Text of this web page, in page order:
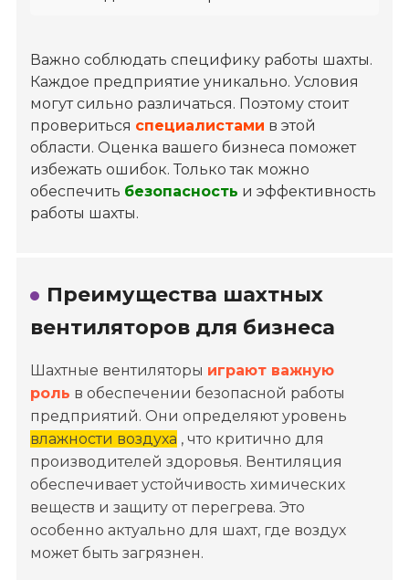
Важно соблюдать специфику работы шахты.
Каждое предприятие уникально. Условия
могут сильно различаться. Поэтому стоит
провериться специалистами в этой
области. Оценка вашего бизнеса поможет
избежать ошибок. Только так можно
обеспечить безопасность и эффективность
работы шахты.
Преимущества шахтных
вентиляторов для бизнеса
Шахтные вентиляторы играют важную
роль в обеспечении безопасной работы
предприятий. Они определяют уровень
влажности воздуха , что критично для
производителей здоровья. Вентиляция
обеспечивает устойчивость химических
веществ и защиту от перегрева. Это
особенно актуально для шахт, где воздух
может быть загрязнен.